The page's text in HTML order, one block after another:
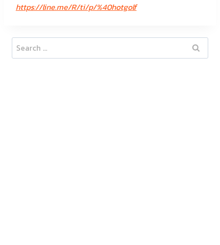
https://line.me/R/ti/p/%40hotgolf
Search
for: